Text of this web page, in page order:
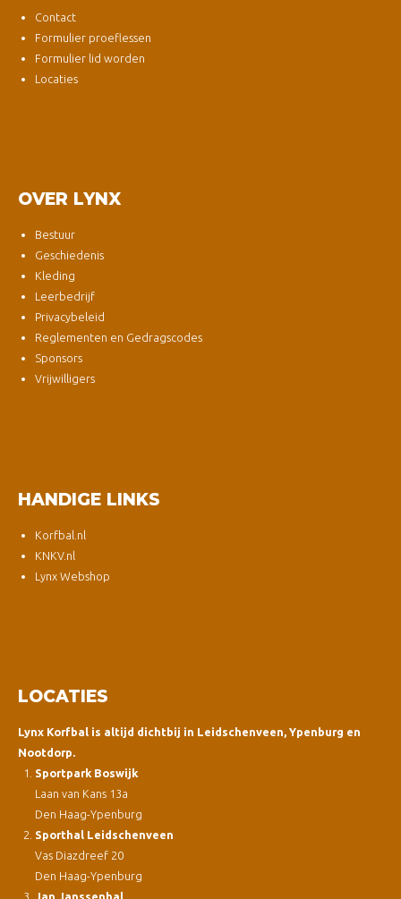
Contact
Formulier proeflessen
Formulier lid worden
Locaties
OVER LYNX
Bestuur
Geschiedenis
Kleding
Leerbedrijf
Privacybeleid
Reglementen en Gedragscodes
Sponsors
Vrijwilligers
HANDIGE LINKS
Korfbal.nl
KNKV.nl
Lynx Webshop
LOCATIES
Lynx Korfbal is altijd dichtbij in Leidschenveen, Ypenburg en
Nootdorp.
Sportpark Boswijk
Laan van Kans 13a
Den Haag-Ypenburg
Sporthal Leidschenveen
Vas Diazdreef 20
Den Haag-Ypenburg
Jan Janssenhal